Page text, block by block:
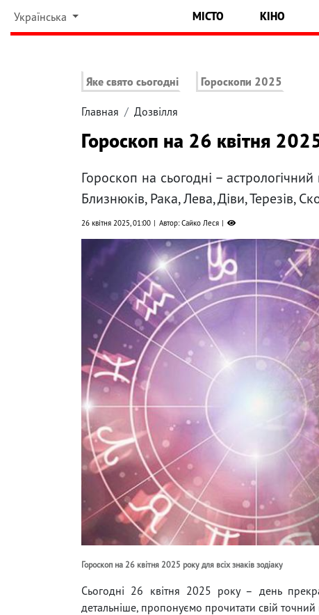
Українська МІСТО КІНО
Яке свято сьогодні Гороскопи 2025
Главная Дозвілля
Гороскоп на 26 квітня
Гороскоп на сьогодні –
Близнюків, Рака, Лева, Діви, Терезів,
26 квітня 2025, 01:00 Автор: Сайко Леся
Гороскоп на 26 квітня 2025 року для всіх знаків зодіаку
Сьогодні 26 квітня 2025 року – день
детальніше, пропонуємо прочитати свій